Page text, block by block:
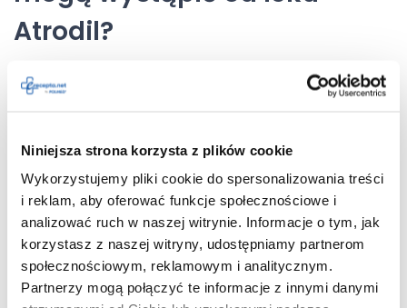
Niniejsza strona korzysta z plików cookie
Wykorzystujemy pliki cookie do spersonalizowania treści
i reklam, aby oferować funkcje społecznościowe i
analizować ruch w naszej witrynie. Informacje o tym, jak
korzystasz z naszej witryny, udostępniamy partnerom
społecznościowym, reklamowym i analitycznym.
Partnerzy mogą połączyć te informacje z innymi danymi
Atrodil?
U pacjentów stosujących lek Atrodil mogą występować
skutki uboczne. Nie dotyczy to każdego pacjenta. Rodzaj i
stosowanie leku oraz udać się do lekarza, gdy wystąpią:
Wystawiamy recepty nierefundowane – 100 % płatne.
Maksymalnie 4 leki na jednej recepcie.